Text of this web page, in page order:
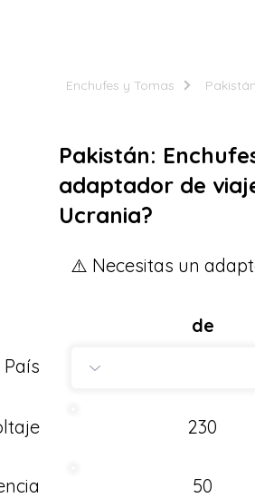
Enchufes y Tomas Pakistán
Pakistán:
adaptador de
Ucrania?
⚠️ Necesitas un
País
de
230
50